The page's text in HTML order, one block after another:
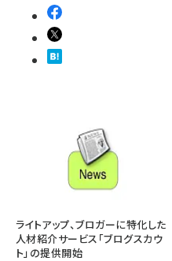
ライトアップ、ブロガーに特化した
人材紹介サービス「ブログスカウ
ト」の提供開始